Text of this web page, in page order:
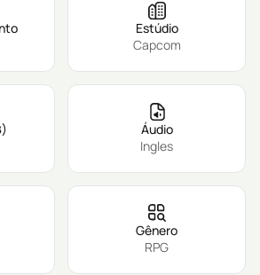
Estúdio
Capcom
Áudio
Ingles
Gênero
RPG